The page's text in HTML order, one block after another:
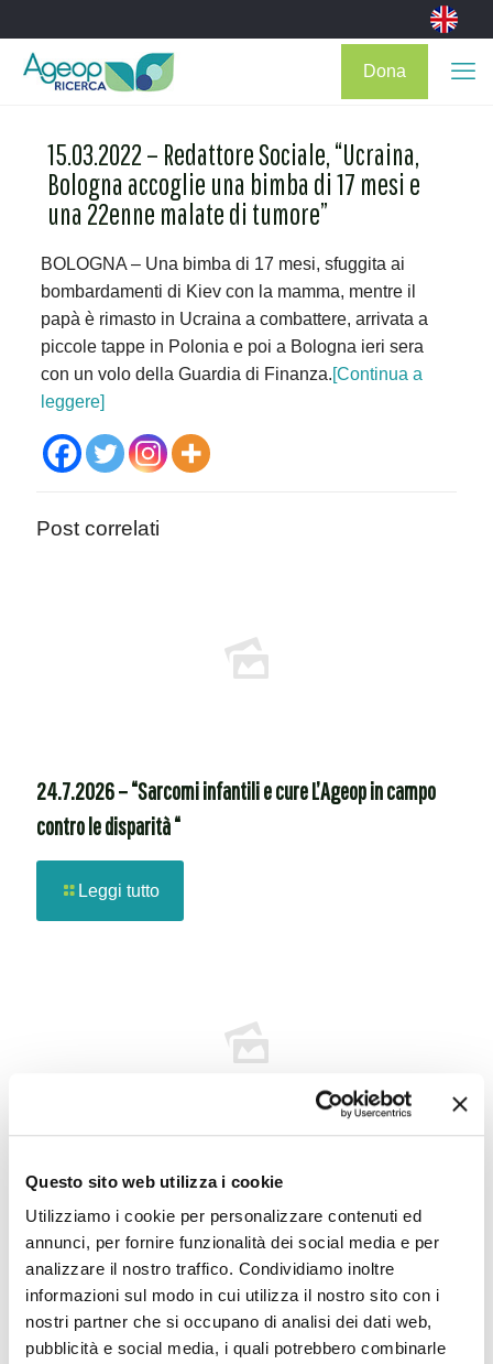
Questo sito web utilizza i cookie
Utilizziamo i cookie per personalizzare contenuti ed
annunci, per fornire funzionalità dei social media e per
analizzare il nostro traffico. Condividiamo inoltre
informazioni sul modo in cui utilizza il nostro sito con i
nostri partner che si occupano di analisi dei dati web,
pubblicità e social media, i quali potrebbero combinarle
Dona
15.03.2022 – Redattore Sociale, “Ucraina,
Bologna accoglie una bimba di 17 mesi e
una 22enne malate di tumore”
BOLOGNA – Una bimba di 17 mesi, sfuggita ai
bombardamenti di Kiev con la mamma, mentre il
papà è rimasto in Ucraina a combattere, arrivata a
piccole tappe in Polonia e poi a Bologna ieri sera
con un volo della Guardia di Finanza.[Continua a
leggere]
Post correlati
24.7.2026 – “Sarcomi infantili e cure L’Ageop in campo
contro le disparità “
Leggi tutto
22.6.2026 – “Morto Andrea ‘Floppy’ Filippini, l’infermiere
che assieme ad Ageop ha portato ai più piccoli il teatro in
corsia: ‘Ha saputo curare’”